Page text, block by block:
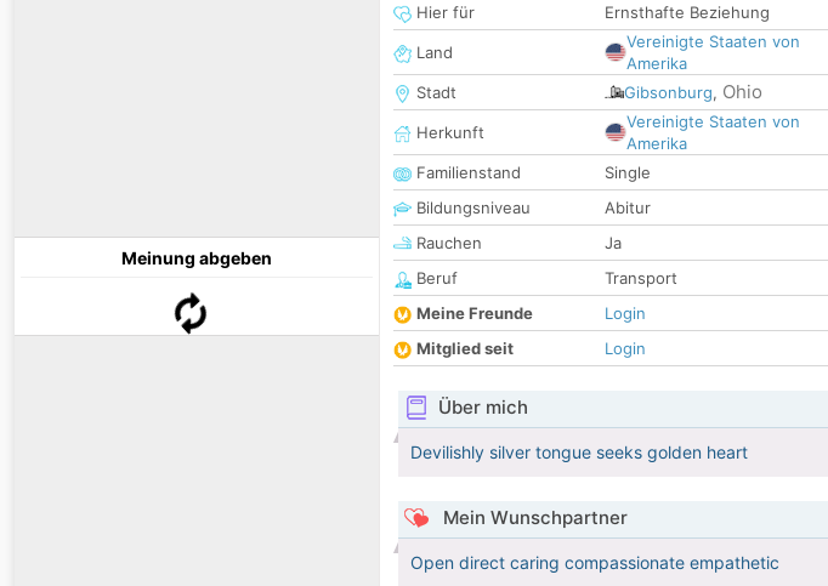
Meinung abgeben
Hier für
Ernsthafte Beziehung
Land
Vereinigte Staaten von
Amerika
Stadt
Gibsonburg, Ohio
Herkunft
Vereinigte Staaten von
Amerika
Familienstand
Single
Bildungsniveau
Abitur
Rauchen
Ja
Beruf
Transport
Meine Freunde
Login
Mitglied seit
Login
Über mich
Devilishly silver tongue seeks golden heart
Mein Wunschpartner
Open direct caring compassionate empathetic